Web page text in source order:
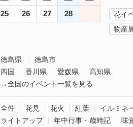
25 26 27 28 花イ
物産
徳島県
徳島市
四国
香川県 愛媛県
高知県
→全国のイベント一覧を見る
全件 花見 花火 紅葉 イルミネ
ライトアップ
年中行事・歳時記
味